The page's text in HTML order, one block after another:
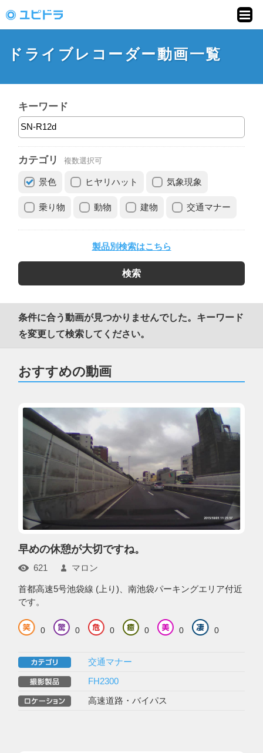
動画投稿サイト「ユ
ピドラ」
ドライブレコーダー動画一覧
キーワード
カテゴリ 複数選択可
景色 ヒヤリハット 気象現象
乗り物 動物 建物 交通マナー
製品別検索はこちら
条件に合う動画が見つかりませんでした。キーワード
を変更して検索してください。
おすすめの動画
早めの休憩が大切ですね。
621 マロン
首都高速5号池袋線 (上り)、南池袋パーキングエリア付近
です。
0 0 0 0 0 0
交通マナー
FH2300
高速道路・バイパス